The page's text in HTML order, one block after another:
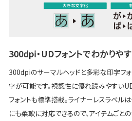
300dpi・UDフォントでわかりや
300dpiのサーマルヘッドと多彩な印字フォ
字が可能です。視認性に優れ読みやすいUD
フォントも標準搭載。ライナーレスラベル
にも柔軟に対応できるので、アイテムごと